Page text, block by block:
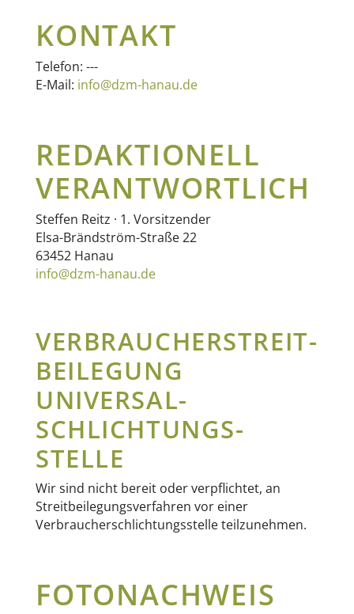
KONTAKT
Telefon: ---
E-Mail: info@dzm-hanau.de
REDAKTIONELL
VERANTWORTLICH
Steffen Reitz · 1. Vorsitzender
Elsa-Brändström-Straße 22
63452 Hanau
info@dzm-hanau.de
VERBRAUCHER­STREIT­
BEILEGUNG
UNIVERSAL­
SCHLICHTUNGS­
STELLE
Wir sind nicht bereit oder verpflichtet, an
Streitbeilegungsverfahren vor einer
Verbraucherschlichtungsstelle teilzunehmen.
FOTONACHWEIS